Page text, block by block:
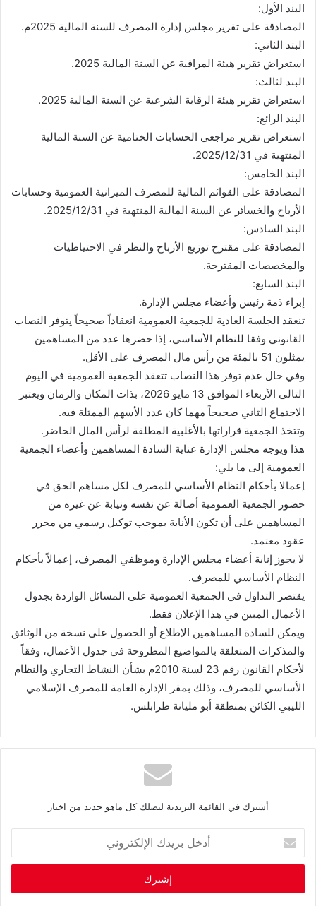
البند الأول:
المصادقة على تقرير مجلس إدارة المصرف للسنة المالية 2025م.
البتد الثاني:
استعراض تقرير هيئة المراقبة عن السنة المالية 2025.
البند لثالث:
استعراض تقرير هيئة الرقابة الشرعية عن السنة المالية 2025.
البند الرائع:
استعراض تقرير مراجعي الحسابات الختامية عن السنة المالية
المنتهية في 2025/12/31.
البند الخامس:
المصادقة على القوائم المالية للمصرف الميزانية العمومية وحسابات
الأرباح والخسائر عن السنة المالية المنتهية في 2025/12/31.
البند السادس:
المصادقة على مقترح توزيع الأرباح والنظر في الاحتياطيات
والمخصصات المقترحة.
البند السابع:
إبراء ذمة رئيس وأعضاء مجلس الإدارة.
تنعقد الجلسة العادية للجمعية العمومية انعقاداً صحيحاً يتوفر النصاب
القانوني وفقا للنظام الأساسي، إذا حضرها عدد من المساهمين
يمثلون 51 بالمئة من رأس مال المصرف على الأقل.
وفي حال عدم توفر هذا النصاب تتعقد الجمعية العمومية في اليوم
التالي الأربعاء الموافق 13 مايو 2026، بذات المكان والزمان ويعتبر
الاجتماع الثاني صحيحاً مهما كان عدد الأسهم الممثلة فيه.
وتتخذ الجمعية قراراتها بالأغلبية المطلقة لرأس المال الحاضر.
هذا ويوجه مجلس الإدارة عناية السادة المساهمين وأعضاء الجمعية
العمومية إلى ما يلي:
إعمالا بأحكام النظام الأساسي للمصرف لكل مساهم الحق في
حضور الجمعية العمومية أصالة عن نفسه ونيابة عن غيره من
المساهمين على أن تكون الأنابة بموجب توكيل رسمي من محرر
عقود معتمد.
لا يجوز إنابة أعضاء مجلس الإدارة وموظفي المصرف، إعمالاً بأحكام
النظام الأساسي للمصرف.
يقتصر التداول في الجمعية العمومية على المسائل الواردة بجدول
الأعمال المبين في هذا الإعلان فقط.
ويمكن للسادة المساهمين الإطلاع أو الحصول على نسخة من الوثائق
والمذكرات المتعلقة بالمواضيع المطروحة في جدول الأعمال، وفقاً
لأحكام القانون رقم 23 لسنة 2010م بشأن النشاط التجاري والنظام
الأساسي للمصرف، وذلك بمقر الإدارة العامة للمصرف الإسلامي
الليبي الكائن بمنطقة أبو مليانة طرابلس.
أشترك في القائمة البريدية ليصلك كل ماهو جديد من اخبار
خ
ب